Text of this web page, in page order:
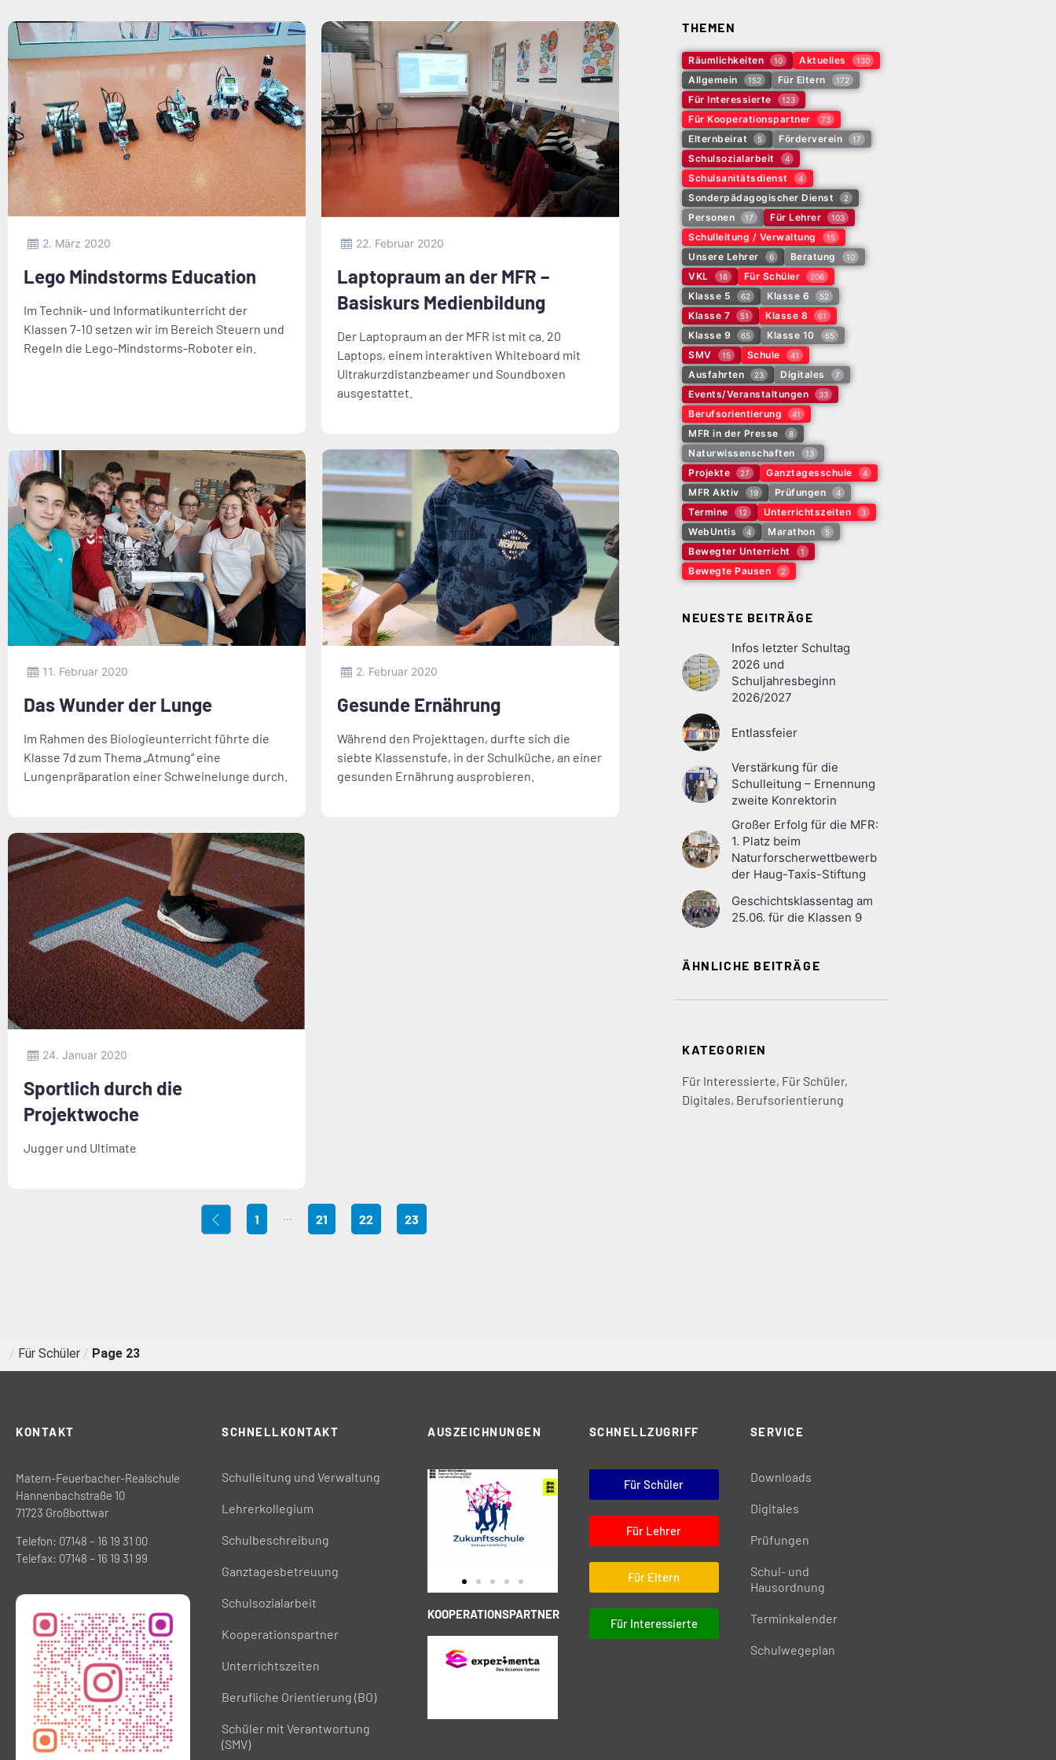
2. März 2020
Lego Mindstorms Education
Im Technik- und Informatikunterricht der
Klassen 7-10 setzen wir im Bereich Steuern und
Regeln die Lego-Mindstorms-Roboter ein.
22. Februar 2020
Laptopraum an der MFR –
Basiskurs Medienbildung
Der Laptopraum an der MFR ist mit ca. 20
Laptops, einem interaktiven Whiteboard mit
Ultrakurzdistanzbeamer und Soundboxen
ausgestattet.
11. Februar 2020
Das Wunder der Lunge
Im Rahmen des Biologieunterricht führte die
Klasse 7d zum Thema „Atmung“ eine
Lungenpräparation einer Schweinelunge durch.
2. Februar 2020
Gesunde Ernährung
Während den Projekttagen, durfte sich die
siebte Klassenstufe, in der Schulküche, an einer
gesunden Ernährung ausprobieren.
24. Januar 2020
Sportlich durch die
Projektwoche
Jugger und Ultimate
1 21 22 23
THEMEN
Räumlichkeiten 10 Aktuelles 130
Allgemein 152 Für Eltern 172
Für Interessierte 123
Für Kooperationspartner 73
Elternbeirat 5 Förderverein 17
Schulsozialarbeit 4
Schulsanitätsdienst 4
Sonderpädagogischer Dienst 2
Personen 17 Für Lehrer 103
Schulleitung / Verwaltung 15
Unsere Lehrer 6 Beratung 10
VKL 18 Für Schüler 206
Klasse 5 62 Klasse 6 52
Klasse 7 51 Klasse 8 61
Klasse 9 65 Klasse 10 65
SMV 15 Schule 41
Ausfahrten 23 Digitales 7
Events/Veranstaltungen 33
Berufsorientierung 41
MFR in der Presse 8
Naturwissenschaften 13
Projekte 27 Ganztagesschule 4
MFR Aktiv 19 Prüfungen 4
Termine 12 Unterrichtszeiten 3
WebUntis 4 Marathon 5
Bewegter Unterricht 1
Bewegte Pausen 2
NEUESTE BEITRÄGE
Infos letzter Schultag
2026 und
Schuljahresbeginn
2026/2027
Entlassfeier
Verstärkung für die
Schulleitung – Ernennung
zweite Konrektorin
Großer Erfolg für die MFR:
1. Platz beim
Naturforscherwettbewerb
der Haug-Taxis-Stiftung
Geschichtsklassentag am
25.06. für die Klassen 9
ÄHNLICHE BEITRÄGE
KATEGORIEN
Für Interessierte, Für Schüler,
Digitales, Berufsorientierung
/ Für Schüler / Page 23
KONTAKT
Matern-Feuerbacher-Realschule
Hannenbachstraße 10
71723 Großbottwar
Telefon: 07148 – 16 19 31 00
Telefax: 07148 – 16 19 31 99
SCHNELLKONTAKT
Schulleitung und Verwaltung
Lehrerkollegium
Schulbeschreibung
Ganztagesbetreuung
Schulsozialarbeit
Kooperationspartner
Unterrichtszeiten
Berufliche Orientierung (BO)
Schüler mit Verantwortung
(SMV)
AUSZEICHNUNGEN
KOOPERATIONSPARTNER
SCHNELLZUGRIFF
Für Schüler
Für Lehrer
Für Eltern
Für Interessierte
SERVICE
Downloads
Digitales
Prüfungen
Schul- und
Hausordnung
Terminkalender
Schulwegeplan